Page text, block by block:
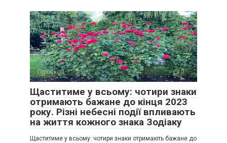
Гороскоп 0
Щаститиме у всьому: чотири знаки
отримають бажане до кінця 2023
року. Різні небесні події впливають
на життя кожного знака Зодіаку
Щаститиме у всьому: чотири знаки отримають бажане до